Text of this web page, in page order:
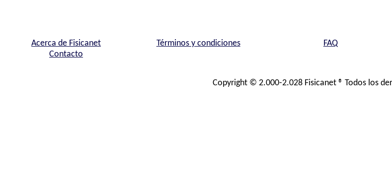
Acerca de Fisicanet Términos y condiciones FAQ
Contacto
Copyright © 2.000-2.028 Fisicanet ® Todos los